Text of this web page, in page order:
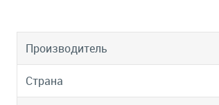
Производитель
Страна